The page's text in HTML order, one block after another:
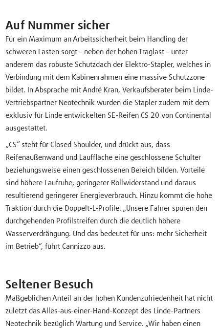
Auf Nummer sicher
Für ein Maximum an Arbeitssicherheit beim Handling der
schweren Lasten sorgt – neben der hohen Traglast – unter
anderem das robuste Schutzdach der Elektro-Stapler, welches in
Verbindung mit dem Kabinenrahmen eine massive Schutzzone
bildet. In Absprache mit André Kran, Verkaufsberater beim Linde-
Vertriebspartner Neotechnik wurden die Stapler zudem mit dem
exklusiv für Linde entwickelten SE-Reifen CS 20 von Continental
ausgestattet.
„CS“ steht für Closed Shoulder, und drückt aus, dass
Reifenaußenwand und Lauffläche eine geschlossene Schulter
beziehungsweise einen geschlossenen Bereich bilden. Vorteile
sind höhere Laufruhe, geringerer Rollwiderstand und daraus
resultierend geringerer Energieverbrauch. Hinzu kommt die hohe
Traktion durch die Doppelt-L-Profile. „Unsere Fahrer spüren den
durchgehenden Profilstreifen durch die deutlich höhere
Wasserverdrängung. Und das bedeutet für uns: mehr Sicherheit
im Betrieb“, führt Cannizzo aus.
Seltener Besuch
Maßgeblichen Anteil an der hohen Kundenzufriedenheit hat nicht
zuletzt das Alles-aus-einer-Hand-Konzept des Linde-Partners
Neotechnik bezüglich Wartung und Service. „Wir haben einen